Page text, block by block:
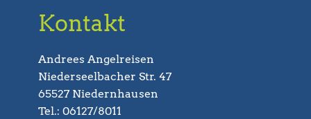
Kontakt
Andrees Angelreisen
Niederseelbacher Str. 47
65527 Niedernhausen
Tel.: 06127/8011